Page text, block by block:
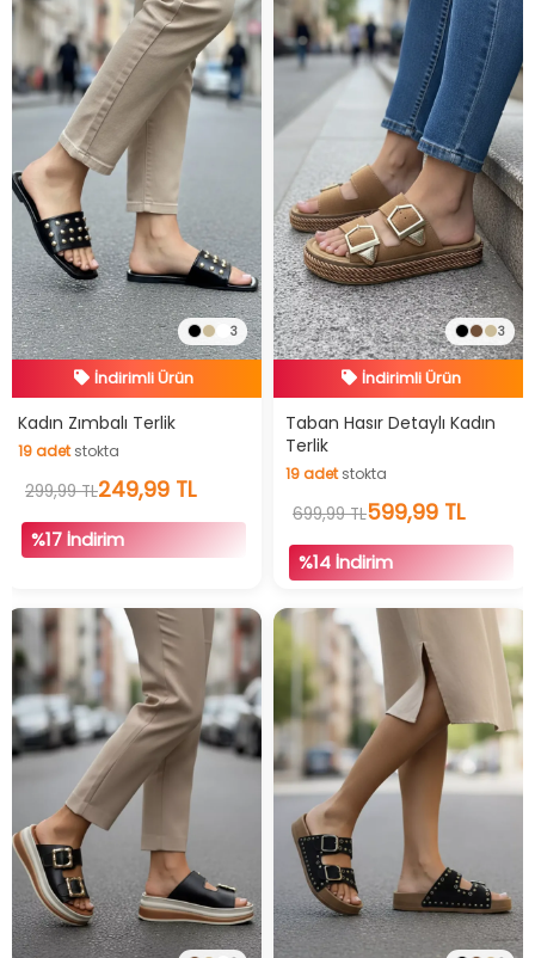
3
İndirimli Ürün
Hızlı Teslimat
İndirimli Ürün
Kadın Zımbalı Terlik
19adetstokta
19adetstokta
299,99 TL249,99 TL
%17 İndirim
3
İndirimli Ürün
Hızlı Teslimat
Taban Hasır Detaylı Kadın
Terlik
19adetstokta
19 adetstokta
699,99 TL599,99 TL
%14 İndirim